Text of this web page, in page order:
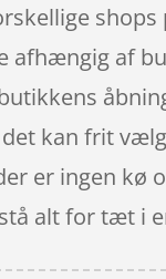
afhængig af
kan frit
er ingen kø
alt for tæt i